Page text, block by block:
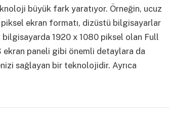
büyük fark yaratıyor. Örneğin, ucuz
ekran formatı, dizüstü bilgisayarlar
bilgisayarda 1920 x 1080 piksel olan Full
ekran paneli gibi önemli detaylara da
sağlayan bir teknolojidir. Ayrıca